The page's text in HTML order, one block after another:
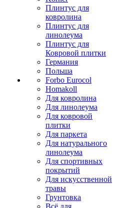
Плинтус для
ковролина
Плинтус для
линолеума
Плинтус для
Ковровой плитки
Германия
Польша
Forbo Eurocol
Homakoll
Для ковролина
Для линолеума
Для ковровой
плитки
Для паркета
Для натурального
линолеума
Для спортивных
покрытий
Для искусственной
травы
Грунтовка
Всё для